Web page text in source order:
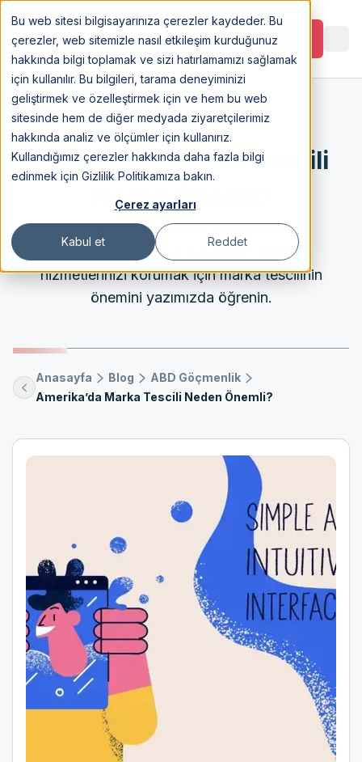
Bu web sitesi bilgisayarınıza çerezler kaydeder. Bu
çerezler, web sitemizle nasıl etkileşim kurduğunuz
hakkında bilgi toplamak ve sizi hatırlamamızı sağlamak
için kullanılır. Bu bilgileri, tarama deneyiminizi
geliştirmek ve özelleştirmek için ve hem bu web
sitesinde hem de diğer medyada ziyaretçilerimiz
hakkında analiz ve ölçümler için kullanırız.
Kullandığımız çerezler hakkında daha fazla bilgi
edinmek için Gizlilik Politikamıza bakın.
Çerez ayarları
Kabul et Reddet
Görüşme Planlayın
9 Aug 2021
Amerika’da Marka Tescili
Neden Önemli?
Amerika'da marka tescili (Trademark
Registration) neden gereklidir? Ürün ve
hizmetlerinizi korumak için marka tescilinin
önemini yazımızda öğrenin.
Anasayfa Blog
ABD Göçmenlik
Amerika’da Marka Tescili Neden Önemli?